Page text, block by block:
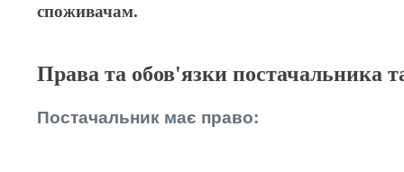
споживачам.
Права та обов'язки постачальника
Постачальник має право: